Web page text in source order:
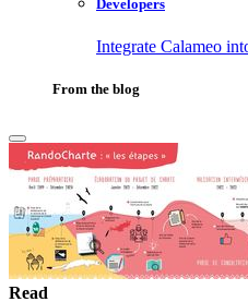
Developers
Integrate Calameo
From the blog
Read